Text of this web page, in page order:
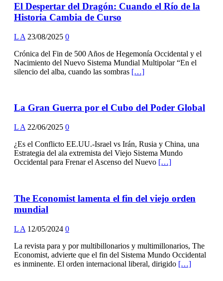
El Despertar del Dragón: Cuando el Río de la
Historia Cambia de Curso
L A 23/08/2025 0
Crónica del Fin de 500 Años de Hegemonía Occidental y el
Nacimiento del Nuevo Sistema Mundial Multipolar “En el
silencio del alba, cuando las sombras […]
La Gran Guerra por el Cubo del Poder Global
L A 22/06/2025 0
¿Es el Conflicto EE.UU.-Israel vs Irán, Rusia y China, una
Estrategia del ala extremista del Viejo Sistema Mundo
Occidental para Frenar el Ascenso del Nuevo […]
The Economist lamenta el fin del viejo orden
mundial
L A 12/05/2024 0
La revista para y por multibillonarios y multimillonarios, The
Economist, advierte que el fin del Sistema Mundo Occidental
es inminente. El orden internacional liberal, dirigido […]